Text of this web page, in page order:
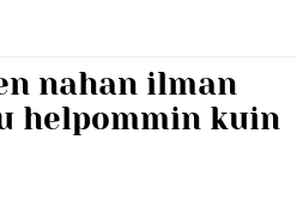
nahan ilman
helpommin kuin